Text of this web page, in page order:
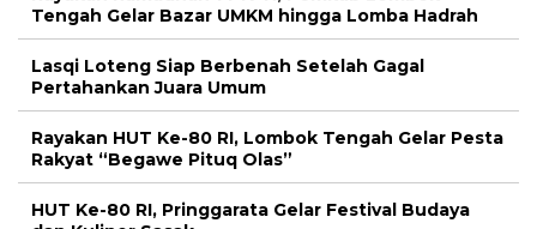
Lasqi Loteng Siap Berbenah Setelah Gagal
Pertahankan Juara Umum
Rayakan HUT Ke-80 RI, Lombok Tengah Gelar Pesta
Rakyat “Begawe Pituq Olas”
HUT Ke-80 RI, Pringgarata Gelar Festival Budaya
dan Kuliner Sasak